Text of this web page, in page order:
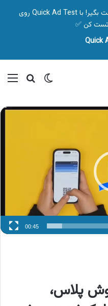
🎯 قبل از شروع کمپین، تصمیم درست بگیر! با Quick Ad Test روی
کن ✅
تغییر پوسته
00:45
پلاس،